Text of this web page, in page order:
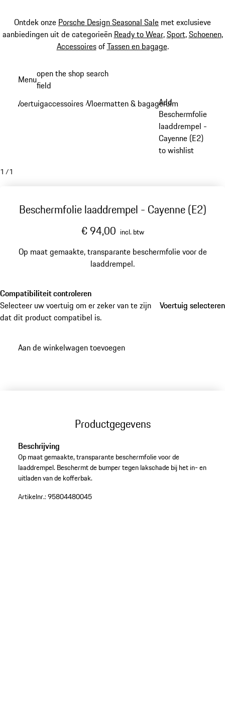
Ontdek onze Porsche Design Seasonal Sale met exclusieve
aanbiedingen uit de categorieën Ready to Wear,Sport,Schoenen,
AccessoiresofTassen en bagage.
hoofdinhoud
Menuopen the shop search
field
Voertuigaccessoires /Vloermatten & bagageruimte
Add
Beschermfolie
laaddrempel -
Cayenne (E2)
to wishlist
1 /1
Beschermfolie laaddrempel - Cayenne (E2)
€ 94,00 incl. btw
Op maat gemaakte, transparante beschermfolie voor de
laaddrempel.
Compatibiliteit controleren
Selecteer uw voertuig om er zeker van te zijn
dat dit product compatibel is.
Voertuig selecteren
Voertuig selecteren
Aan de winkelwagen toevoegen
Productgegevens
Beschrijving
Op maat gemaakte, transparante beschermfolie voor de
laaddrempel. Beschermt de bumper tegen lakschade bij het in- en
uitladen van de kofferbak.
Artikelnr.:95804480045